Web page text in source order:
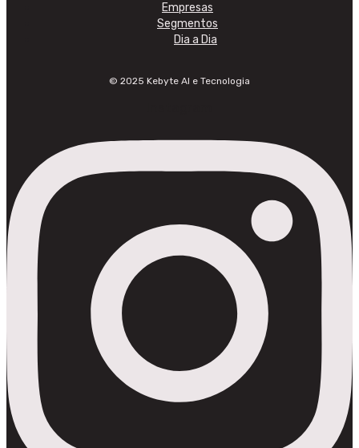
Empresas
Segmentos
Dia a Dia
© 2025 Kebyte AI e Tecnologia